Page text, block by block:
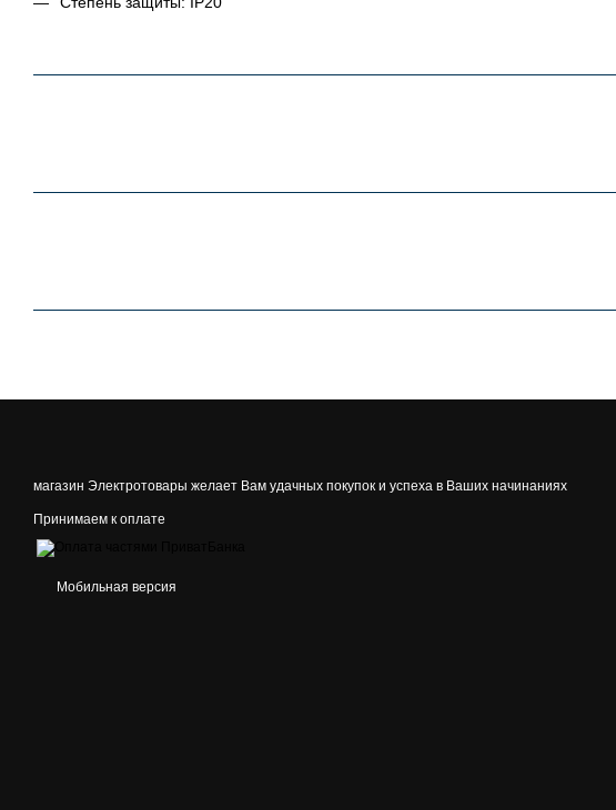
магазин Электротовары желает Вам удачных покупок и успеха в Ваших начинаниях
Принимаем к оплате
Мобильная версия